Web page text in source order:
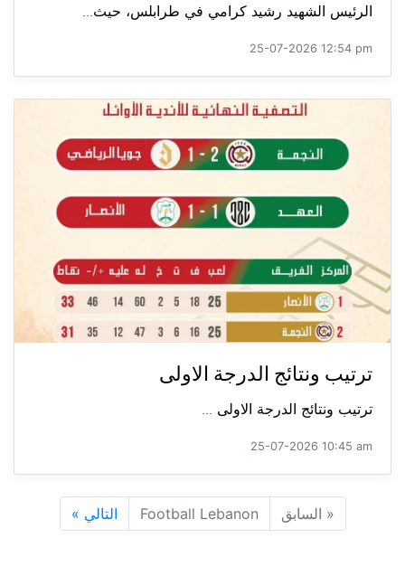
الرئيس الشهيد رشيد كرامي في طرابلس، حيث...
25-07-2026 12:54 pm
ترتيب ونتائج الدرجة الاولى
ترتيب ونتائج الدرجة الاولى ...
25-07-2026 10:45 am
« السابق Football Lebanon التالي »